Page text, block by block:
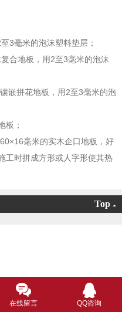
3毫米的泡沫塑料垫层；
合地板，用2至3毫米的泡沫
嵌拼花地板，用2至3毫米的泡
板；
毫米的实木企口地板，好
工时拼成方形或人字形使其热
Top
在线留言 QQ咨询